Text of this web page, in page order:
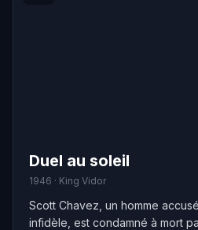
Duel au soleil
1946 · King Vidor
Scott Chavez, un homme
infidèle, est condamné à mort